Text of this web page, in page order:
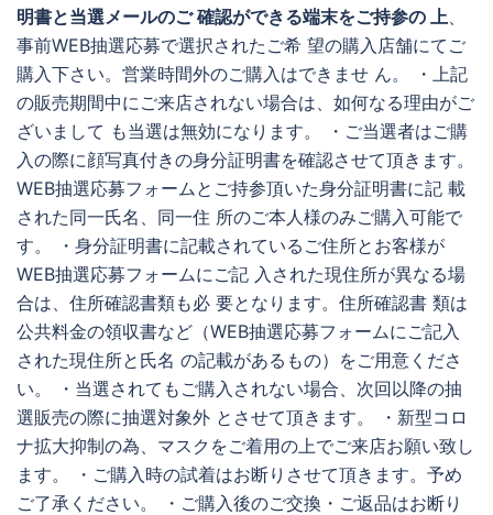
明書と当選メールのご 確認ができる端末をご持参の 上、
事前WEB抽選応募で選択されたご希 望の購入店舗にてご
購入下さい。営業時間外のご購入はできませ ん。 ・上記
の販売期間中にご来店されない場合は、如何なる理由がご
ざいまして も当選は無効になります。 ・ご当選者はご購
入の際に顔写真付きの身分証明書を確認させて頂きます。
WEB抽選応募フォームとご持参頂いた身分証明書に記 載
された同一氏名、同一住 所のご本人様のみご購入可能で
す。 ・身分証明書に記載されているご住所とお客様が
WEB抽選応募フォームにご記 入された現住所が異なる場
合は、住所確認書類も必 要となります。住所確認書 類は
公共料金の領収書など（WEB抽選応募フォームにご記入
された現住所と氏名 の記載があるもの）をご用意くださ
い。 ・当選されてもご購入されない場合、次回以降の抽
選販売の際に抽選対象外 とさせて頂きます。 ・新型コロ
ナ拡大抑制の為、マスクをご着用の上でご来店お願い致し
ます。 ・ご購入時の試着はお断りさせて頂きます。予め
ご了承ください。 ・ご購入後のご交換・ご返品はお断り